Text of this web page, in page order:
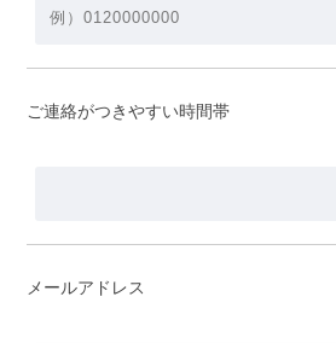
ご連絡がつきやすい時間帯
メールアドレス
ご家族で合計すると…
■問１３.ご職業についてお聞かせください